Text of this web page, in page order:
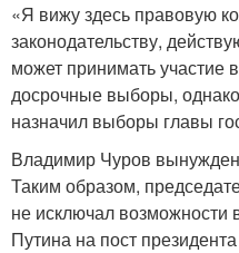
«Я вижу здесь правовую
законодательству,
может принимать участие
досрочные выборы,
назначил выборы главы
Владимир Чуров
Таким образом,
не исключал
Путина на пост